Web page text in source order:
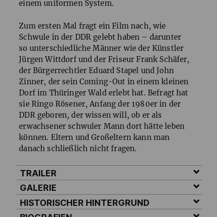
einem uniformen System.
Zum ersten Mal fragt ein Film nach, wie
Schwule in der DDR gelebt haben – darunter
so unterschiedliche Männer wie der Künstler
Jürgen Wittdorf und der Friseur Frank Schäfer,
der Bürgerrechtler Eduard Stapel und John
Zinner, der sein Coming-Out in einem kleinen
Dorf im Thüringer Wald erlebt hat. Befragt hat
sie Ringo Rösener, Anfang der 1980er in der
DDR geboren, der wissen will, ob er als
erwachsener schwuler Mann dort hätte leben
können. Eltern und Großeltern kann man
danach schließlich nicht fragen.
TRAILER
GALERIE
HISTORISCHER HINTERGRUND